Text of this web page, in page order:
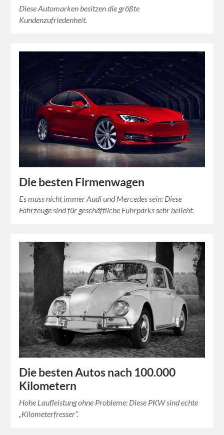
Diese Automarken besitzen die größte
Kundenzufriedenheit.
Die besten Firmenwagen
Es muss nicht immer Audi und Mercedes sein: Diese
Fahrzeuge sind für geschäftliche Fuhrparks sehr beliebt.
Die besten Autos nach 100.000
Kilometern
Hohe Laufleistung ohne Probleme: Diese PKW sind echte
„Kilometerfresser“.